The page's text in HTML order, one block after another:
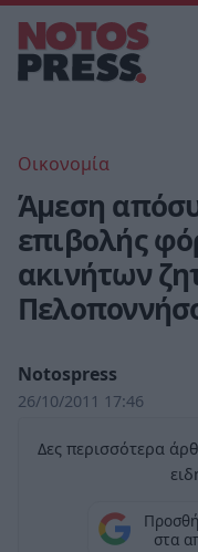
Οικονομία
Άμεση
επιβολής
ακινήτων
Notospress
26/10/2011 17:46
Δες περισσότερα
στα